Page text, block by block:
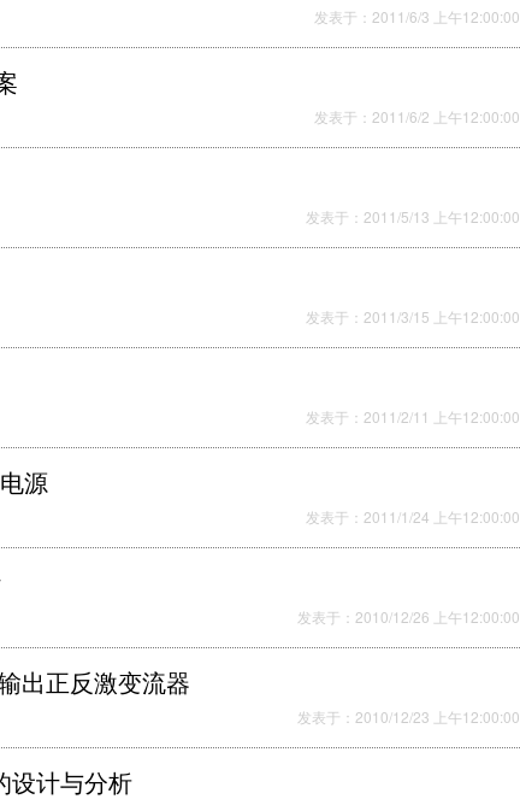
发表于：2011/6/3 上午12:00:00
发表于：2011/6/2 上午12:00:00
发表于：2011/5/13 上午12:00:00
发表于：2011/3/15 上午12:00:00
发表于：2011/2/11 上午12:00:00
源
发表于：2011/1/24 上午12:00:00
发表于：2010/12/26 上午12:00:00
出正反激变流器
发表于：2010/12/23 上午12:00:00
设计与分析